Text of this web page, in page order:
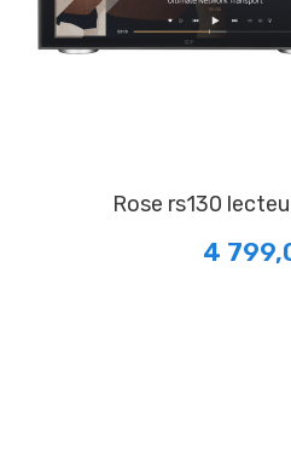
rose rs130
4